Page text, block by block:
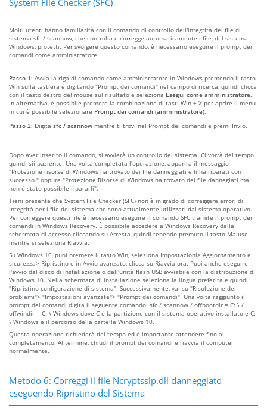
Molti utenti hanno familiarità con il comando di controllo dell'integrità dei file di
sistema sfc / scannow, che controlla e corregge automaticamente i file, del sistema
Windows, protetti. Per svolgere questo comando, è necessario eseguire il prompt dei
comandi come amministratore.
Passo 1: Avvia la riga di comando come amministratore in Windows premendo il tasto
Win sulla tastiera e digitando "Prompt dei comandi" nel campo di ricerca, quindi clicca
con il tasto destro del mouse sul risultato e seleziona Esegui come amministratore.
In alternativa, è possibile premere la combinazione di tasti Win + X per aprire il menu
in cui è possibile selezionare Prompt dei comandi (amministratore).
Passo 2: Digita sfc / scannow mentre ti trovi nel Prompt dei comandi e premi Invio.
Dopo aver inserito il comando, si avvierà un controllo del sistema. Ci vorrà del tempo,
quindi sii paziente. Una volta completata l'operazione, apparirà il messaggio
"Protezione risorse di Windows ha trovato dei file danneggiati e li ha riparati con
successo." oppure "Protezione Risorse di Windows ha trovato dei file dannegiati ma
non è stato possibile ripararli".
Tieni presente che System File Checker (SFC) non è in grado di correggere errori di
integrità per i file del sistema che sono attualmente utilizzati dal sistema operativo.
Per correggere questi file è necessario eseguire il comando SFC tramite il prompt dei
comandi in Windows Recovery. È possibile accedere a Windows Recovery dalla
schermata di accesso cliccando su Arresta, quindi tenendo premuto il tasto Maiusc
mentre si seleziona Riavvia.
Su Windows 10, puoi premere il tasto Win, seleziona Impostazioni> Aggiornamento e
sicurezza> Ripristino e in Avvio avanzato, clicca su Riavvia ora. Puoi anche eseguire
l'avvio dal disco di installazione o dall'unità flash USB avviabile con la distribuzione di
Windows 10. Nella schermata di installazione seleziona la lingua preferita e quindi
"Ripristino configurazione di sistema". Successivamente, vai su "Risoluzione dei
problemi"> "Impostazioni avanzate"> "Prompt dei comandi". Una volta raggiunto il
prompt dei comandi digita il seguente comando: sfc / scannow / offbootdir = C: \ /
offwindir = C: \ Windows dove C è la partizione con il sistema operativo installato e C:
\ Windows è il percorso della cartella Windows 10.
Questa operazione richiederà del tempo ed è importante attendere fino al
completamento. Al termine, chiudi il prompt dei comandi e riavvia il computer
normalmente.
Metodo 6: Correggi il file Ncryptsslp.dll danneggiato
eseguendo Ripristino del Sistema